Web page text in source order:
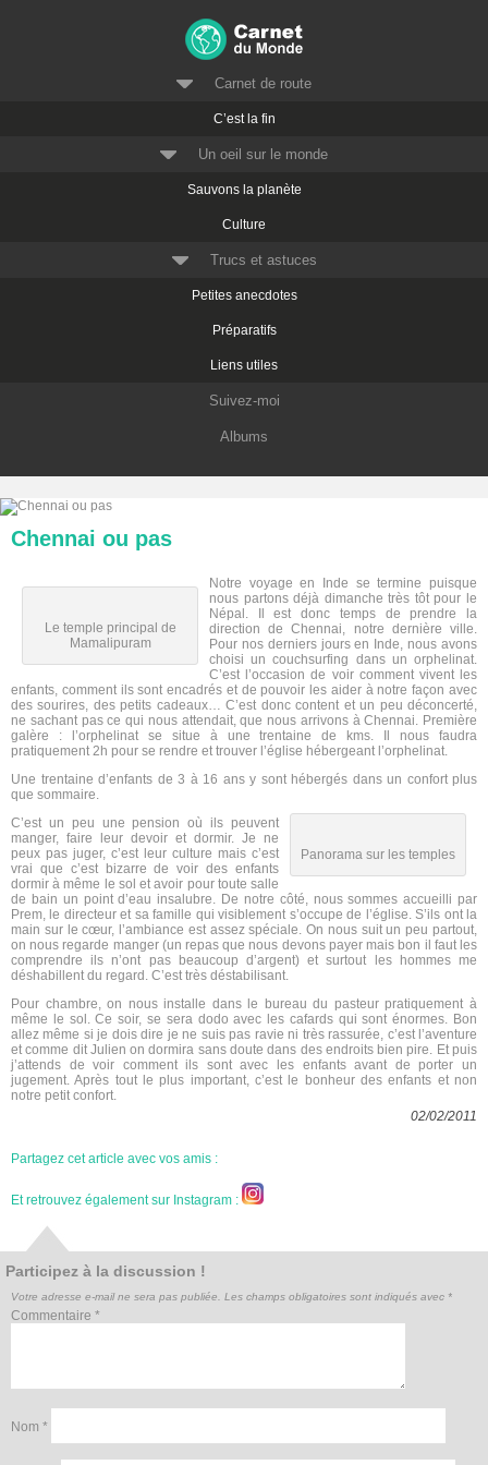
Carnet de route
C’est la fin
Un oeil sur le monde
Sauvons la planète
Culture
Trucs et astuces
Petites anecdotes
Préparatifs
Liens utiles
Suivez-moi
Albums
Chennai ou pas
Le temple principal de
Mamalipuram
Notre voyage en Inde se termine puisque
nous partons déjà dimanche très tôt pour le
Népal. Il est donc temps de prendre la
direction de Chennai, notre dernière ville.
Pour nos derniers jours en Inde, nous avons
choisi un couchsurfing dans un orphelinat.
C’est l’occasion de voir comment vivent les
enfants, comment ils sont encadrés et de pouvoir les aider à notre façon avec
des sourires, des petits cadeaux… C’est donc content et un peu déconcerté,
ne sachant pas ce qui nous attendait, que nous arrivons à Chennai. Première
galère : l’orphelinat se situe à une trentaine de kms. Il nous faudra
pratiquement 2h pour se rendre et trouver l’église hébergeant l’orphelinat.
Une trentaine d’enfants de 3 à 16 ans y sont hébergés dans un confort plus
que sommaire.
Panorama sur les temples
C’est un peu une pension où ils peuvent
manger, faire leur devoir et dormir. Je ne
peux pas juger, c’est leur culture mais c’est
vrai que c’est bizarre de voir des enfants
dormir à même le sol et avoir pour toute salle
de bain un point d’eau insalubre. De notre côté, nous sommes accueilli par
Prem, le directeur et sa famille qui visiblement s’occupe de l’église. S’ils ont la
main sur le cœur, l’ambiance est assez spéciale. On nous suit un peu partout,
on nous regarde manger (un repas que nous devons payer mais bon il faut les
comprendre ils n’ont pas beaucoup d’argent) et surtout les hommes me
déshabillent du regard. C’est très déstabilisant.
Pour chambre, on nous installe dans le bureau du pasteur pratiquement à
même le sol. Ce soir, se sera dodo avec les cafards qui sont énormes. Bon
allez même si je dois dire je ne suis pas ravie ni très rassurée, c’est l’aventure
et comme dit Julien on dormira sans doute dans des endroits bien pire. Et puis
j’attends de voir comment ils sont avec les enfants avant de porter un
jugement. Après tout le plus important, c’est le bonheur des enfants et non
notre petit confort.
02/02/2011
Partagez cet article avec vos amis :
Et retrouvez également sur Instagram :
Participez à la discussion !
Votre adresse e-mail ne sera pas publiée. Les champs obligatoires sont indiqués avec *
Commentaire *
Nom *